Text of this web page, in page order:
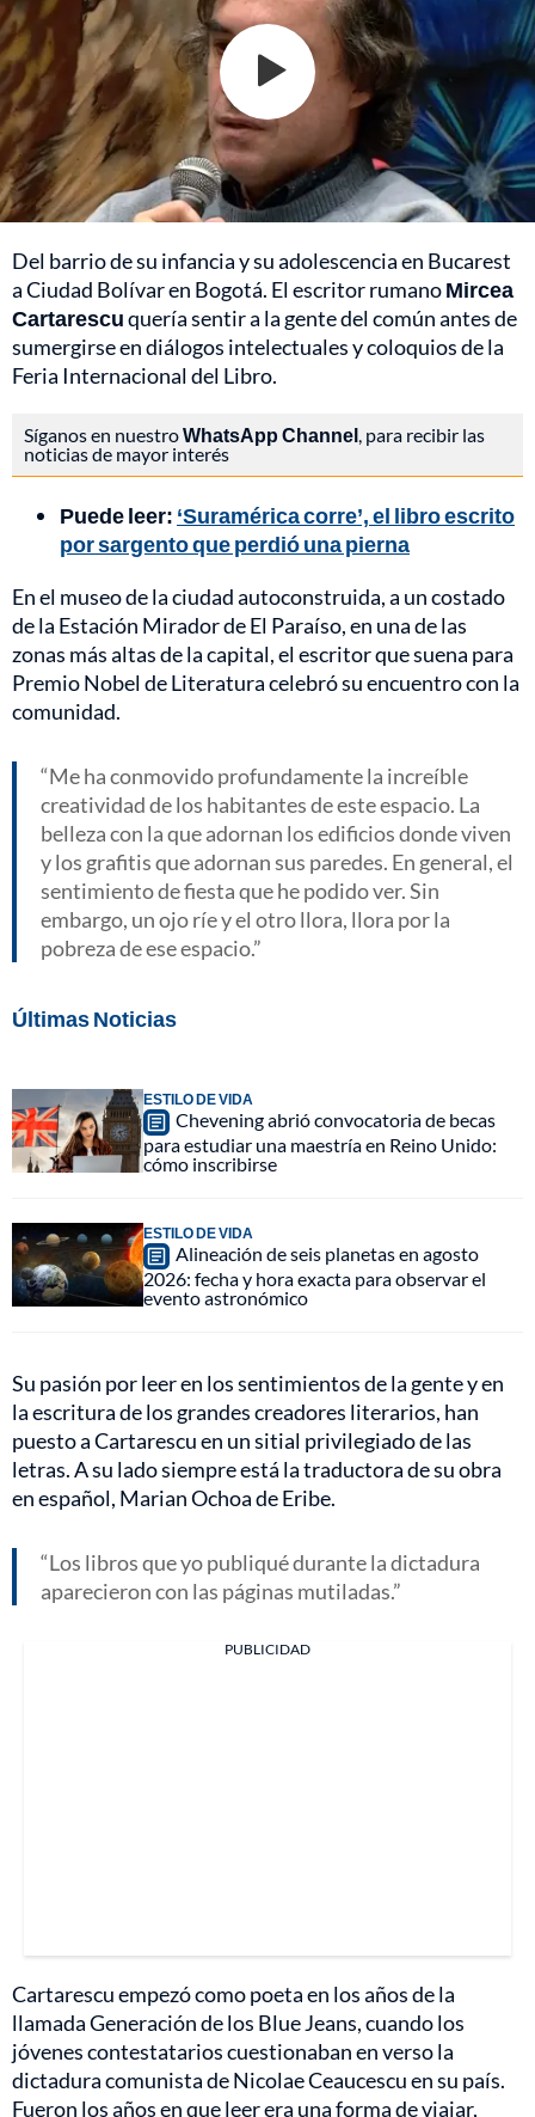
Del barrio de su infancia y su adolescencia en Bucarest
a Ciudad Bolívar en Bogotá. El escritor rumanoMircea
Cartarescuquería sentir a la gente del común antes de
sumergirse en diálogos intelectuales y coloquios de la
Feria Internacional del Libro.
Síganos en nuestroWhatsApp Channel , para recibir las
noticias de mayor interés
Puede leer: ‘Suramérica corre’, el libro escrito
por sargento que perdió una pierna
En el museo de la ciudad autoconstruida, a un costado
de la Estación Mirador de El Paraíso, en una de las
zonas más altas de la capital, el escritor que suena para
Premio Nobel de Literatura celebró su encuentro con la
comunidad.
Me ha conmovido profundamente la increíble
creatividad de los habitantes de este espacio. La
belleza con la que adornan los edificios donde viven
y los grafitis que adornan sus paredes. En general, el
sentimiento de fiesta que he podido ver. Sin
embargo, un ojo ríe y el otro llora, llora por la
pobreza de ese espacio.
Últimas Noticias
ESTILO DE VIDA
Chevening abrió convocatoria de becas
para estudiar una maestría en Reino Unido:
cómo inscribirse
ESTILO DE VIDA
Alineación de seis planetas en agosto
2026: fecha y hora exacta para observar el
evento astronómico
Su pasión por leer en los sentimientos de la gente y en
la escritura de los grandes creadores literarios, han
puesto a Cartarescu en un sitial privilegiado de las
letras. A su lado siempre está la traductora de su obra
en español, Marian Ochoa de Eribe.
Los libros que yo publiqué durante la dictadura
aparecieron con las páginas mutiladas.
PUBLICIDAD
Cartarescu empezó como poeta en los años de la
llamada Generación de los Blue Jeans, cuando los
jóvenes contestatarios cuestionaban en verso la
dictadura comunista de Nicolae Ceaucescu en su país.
Fueron los años en que leer era una forma de viajar,